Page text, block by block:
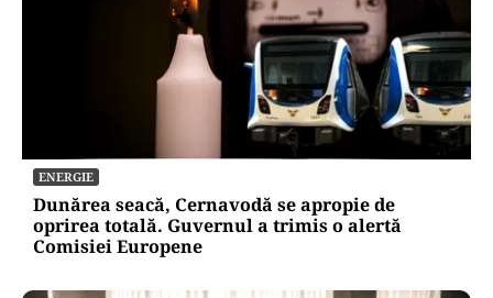
ENERGIE
Dunărea seacă, Cernavodă se apropie de
oprirea totală. Guvernul a trimis o alertă
Comisiei Europene